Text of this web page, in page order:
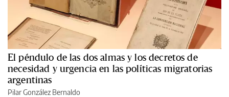
El péndulo de las dos almas y los decretos de
necesidad y urgencia en las políticas migratorias
argentinas
Pilar González Bernaldo